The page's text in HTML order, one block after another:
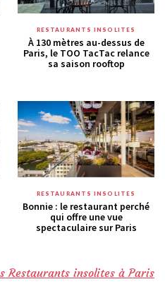
RESTAURANTS INSOLITES
À 130 mètres au-dessus de
Paris, le TOO TacTac relance
sa saison rooftop
RESTAURANTS INSOLITES
Bonnie : le restaurant perché
qui offre une vue
spectaculaire sur Paris
Restaurants insolites à Paris